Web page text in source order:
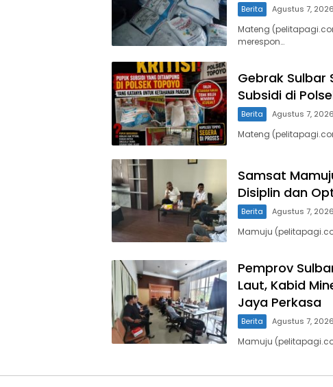
Berita Agustus 7, 2026
Mateng
merespon…
Gebrak Sulbar
Subsidi di
Berita Agustus 7, 2026
Mateng
Samsat
Disiplin dan
Berita Agustus 7, 2026
Mamuju
Pemprov
Laut, Kabid
Jaya Perkasa
Berita Agustus 7, 2026
Mamuju